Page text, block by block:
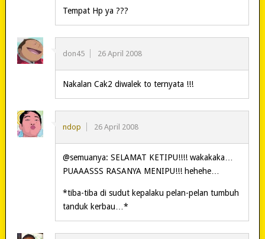
Tempat Hp ya ???
don45 26 April 2008
Nakalan Cak2 diwalek to ternyata !!!
ndop 26 April 2008
@semuanya: SELAMAT KETIPU!!!! wakakaka…
PUAAASSS RASANYA MENIPU!!! hehehe…
*tiba-tiba di sudut kepalaku pelan-pelan tumbuh
tanduk kerbau…*